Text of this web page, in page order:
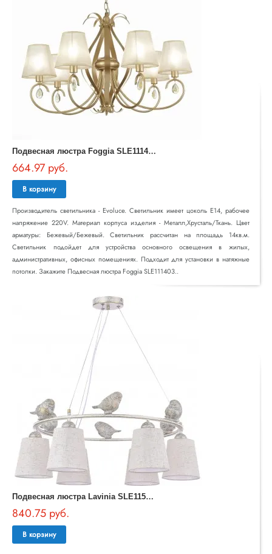
П
одвесная люстра Foggia SLE111403-07
664.97 руб.
В корзину
Производитель светильника - Evoluce. Светильник имеет цоколь E14, рабочее
напряжение 220V. Материал корпуса изделия - Металл,Хрусталь/Ткань. Цвет
арматуры: Бежевый/Бежевый. Светильник рассчитан на площадь 14кв.м.
Светильник подойдет для устройства основного освещения в жилых,
административных, офисных помещениях. Подходит для установки в натяжные
потолки. Закажите Подвесная люстра Foggia SLE111403..
П
одвесная люстра Lavinia SLE1155-503-06
840.75 руб.
В корзину